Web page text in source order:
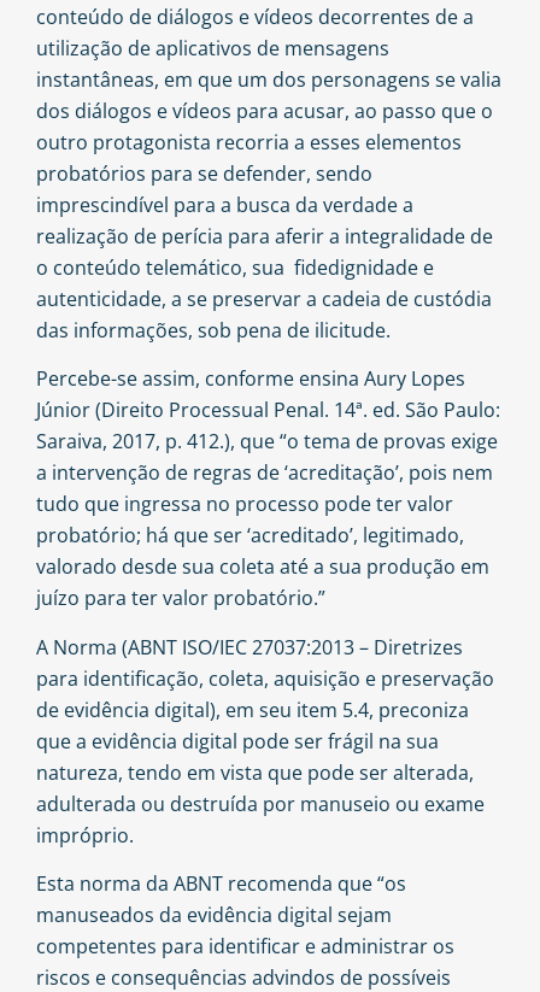
conteúdo de diálogos e vídeos decorrentes de a
utilização de aplicativos de mensagens
instantâneas, em que um dos personagens se valia
dos diálogos e vídeos para acusar, ao passo que o
outro protagonista recorria a esses elementos
probatórios para se defender, sendo
imprescindível para a busca da verdade a
realização de perícia para aferir a integralidade de
o conteúdo telemático, sua fidedignidade e
autenticidade, a se preservar a cadeia de custódia
das informações, sob pena de ilicitude.
Percebe-se assim, conforme ensina Aury Lopes
Júnior (Direito Processual Penal. 14ª. ed. São Paulo:
Saraiva, 2017, p. 412.), que “o tema de provas exige
a intervenção de regras de ‘acreditação’, pois nem
tudo que ingressa no processo pode ter valor
probatório; há que ser ‘acreditado’, legitimado,
valorado desde sua coleta até a sua produção em
juízo para ter valor probatório.”
A Norma (ABNT ISO/IEC 27037:2013 – Diretrizes
para identificação, coleta, aquisição e preservação
de evidência digital), em seu item 5.4, preconiza
que a evidência digital pode ser frágil na sua
natureza, tendo em vista que pode ser alterada,
adulterada ou destruída por manuseio ou exame
impróprio.
Esta norma da ABNT recomenda que “os
manuseados da evidência digital sejam
competentes para identificar e administrar os
riscos e consequências advindos de possíveis